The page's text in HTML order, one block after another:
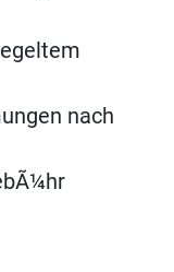
nach